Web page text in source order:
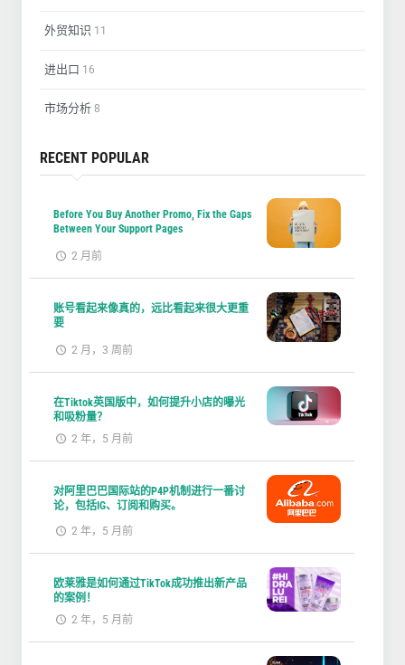
外贸知识 11
进出口 16
市场分析 8
RECENT POPULAR
Before You Buy Another Promo, Fix the Gaps
Between Your Support Pages
2 月前
账号看起来像真的，远比看起来很大更重
要
2 月，3 周前
在Tiktok英国版中，如何提升小店的曝光
和吸粉量？
2 年，5 月前
对阿里巴巴国际站的P4P机制进行一番讨
论，包括IG、订阅和购买。
2 年，5 月前
欧莱雅是如何通过TikTok成功推出新产品
的案例！
2 年，5 月前